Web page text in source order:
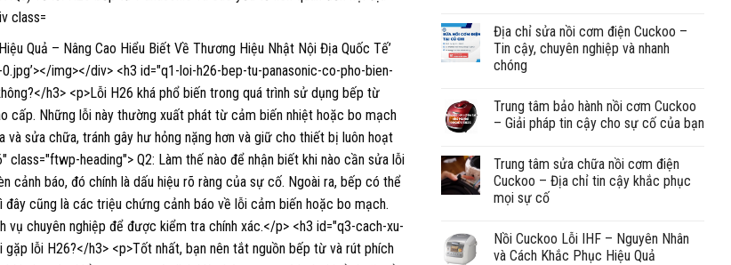
Địa chỉ sửa nồi cơm điện Cuckoo –
Tin cậy, chuyên nghiệp và nhanh
chóng
Trung tâm bảo hành nồi cơm Cuckoo
– Giải pháp tin cậy cho sự cố của bạn
Trung tâm sửa chữa nồi cơm điện
Cuckoo – Địa chỉ tin cậy khắc phục
mọi sự cố
Nồi Cuckoo Lỗi IHF – Nguyên Nhân
và Cách Khắc Phục Hiệu Quả